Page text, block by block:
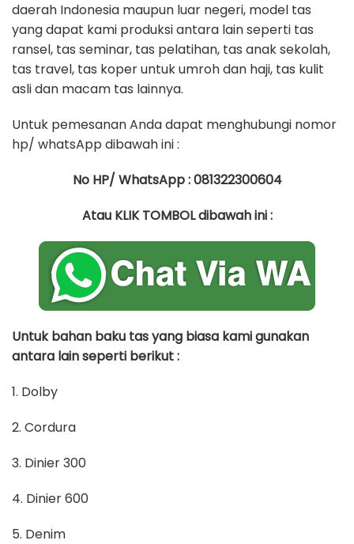
daerah Indonesia maupun luar negeri, model tas
yang dapat kami produksi antara lain seperti tas
ransel, tas seminar, tas pelatihan, tas anak sekolah,
tas travel, tas koper untuk umroh dan haji, tas kulit
asli dan macam tas lainnya.
Untuk pemesanan Anda dapat menghubungi nomor
hp/ whatsApp dibawah ini :
No HP/ WhatsApp : 081322300604
Atau KLIK TOMBOL dibawah ini :
Untuk bahan baku tas yang biasa kami gunakan
antara lain seperti berikut :
1. Dolby
2. Cordura
3. Dinier 300
4. Dinier 600
5. Denim